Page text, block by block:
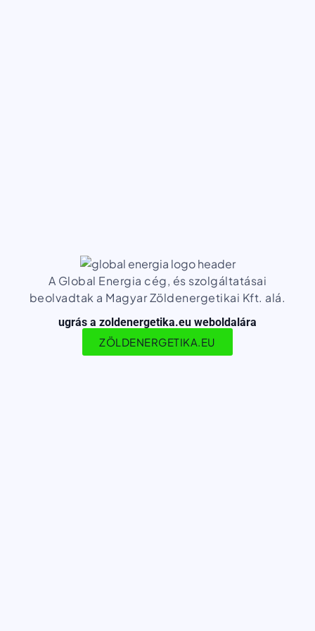
A Global Energia cég, és szolgáltatásai
beolvadtak a Magyar Zöldenergetikai Kft. alá.
ugrás a zoldenergetika.eu weboldalára
ZÖLDENERGETIKA.EU